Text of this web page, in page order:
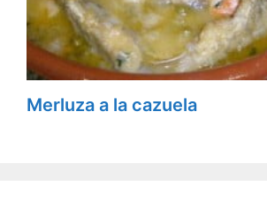
Merluza a la cazuela